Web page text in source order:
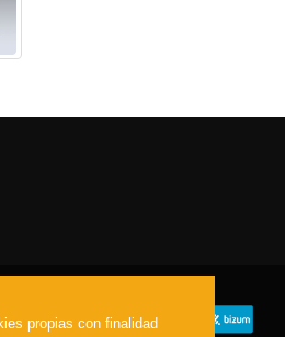
propias con finalidad